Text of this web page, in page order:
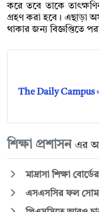
করে তবে তাকে
গ্রহণ করা হবে। এছাড়া
থাকার জন্য বিজ্ঞপ্তিতে
The Daily Campus
শিক্ষা প্রশাসন এর
মাদ্রাসা শিক্ষা
এসএসসির ফল